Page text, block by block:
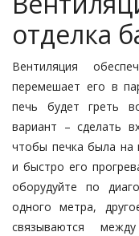
отделка
Вентиляция
перемешает его в
печь будет греть
вариант – сделать
чтобы печка была на
и быстро его
оборудуйте по
одного метра,
связываются